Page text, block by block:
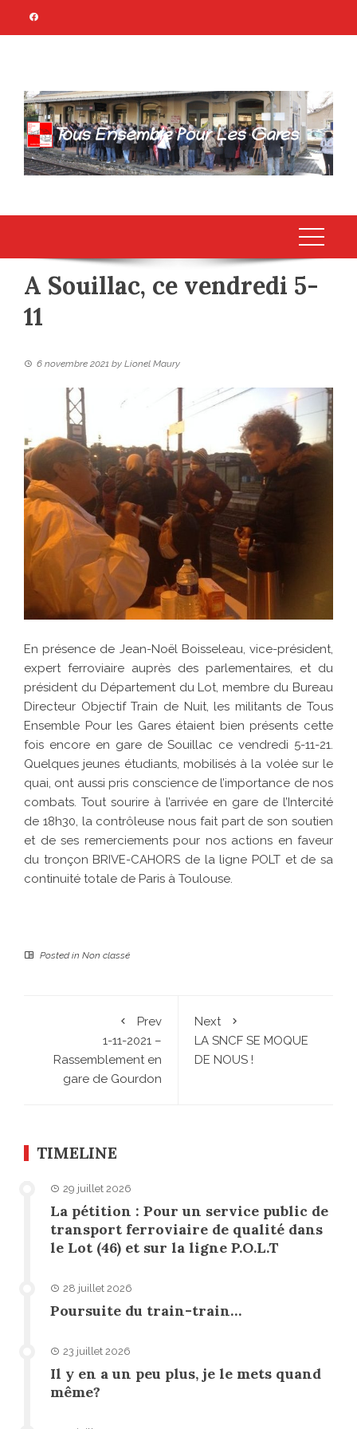
TOUS ENSEMBLE
POUR LES GARES
Association Citoyenne
A Souillac, ce vendredi 5-
11
6 novembre 2021 by Lionel Maury
En présence de Jean-Noël Boisseleau, vice-président,
expert ferroviaire auprès des parlementaires, et du
président du Département du Lot, membre du Bureau
Directeur Objectif Train de Nuit, les militants de Tous
Ensemble Pour les Gares étaient bien présents cette
fois encore en gare de Souillac ce vendredi 5-11-21.
Quelques jeunes étudiants, mobilisés à la volée sur le
quai, ont aussi pris conscience de l’importance de nos
combats. Tout sourire à l’arrivée en gare de l’Intercité
de 18h30, la contrôleuse nous fait part de son soutien
et de ses remerciements pour nos actions en faveur
du tronçon BRIVE-CAHORS de la ligne POLT et de sa
continuité totale de Paris à Toulouse.
Posted in Non classé
Prev
1-11-2021 –
Rassemblement en
gare de Gourdon
Next
LA SNCF SE MOQUE
DE NOUS !
TIMELINE
29 juillet 2026
La pétition : Pour un service public de
transport ferroviaire de qualité dans
le Lot (46) et sur la ligne P.O.L.T
28 juillet 2026
Poursuite du train-train…
23 juillet 2026
Il y en a un peu plus, je le mets quand
même?